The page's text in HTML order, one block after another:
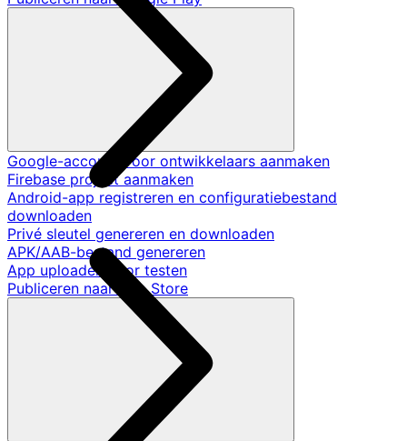
Google-account voor ontwikkelaars aanmaken
Firebase project aanmaken
Android-app registreren en configuratiebestand
downloaden
Privé sleutel genereren en downloaden
APK/AAB-bestand genereren
App uploaden voor testen
Publiceren naar App Store